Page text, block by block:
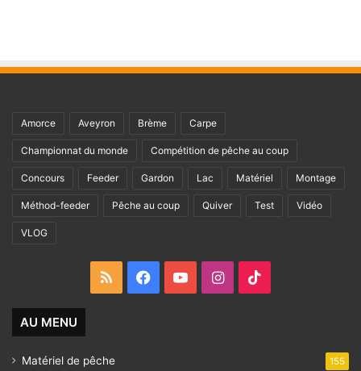
Amorce Aveyron Brème Carpe
Championnat du monde Compétition de pêche au coup
Concours Feeder Gardon Lac Matériel Montage
Méthod-feeder Pêche au coup Quiver Test Vidéo
VLOG
RSS FacebookYouTubeInstagram
AU MENU
Matériel de pêche 155